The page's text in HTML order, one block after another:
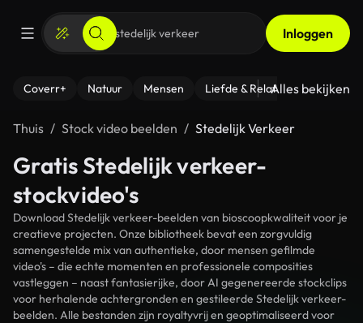
Inloggen
Coverr+ Natuur Mensen Liefde & Relaties - Fitness
Alles bekijken
Thuis Stock video beelden Stedelijk Verkeer
Gratis Stedelijk verkeer-
stockvideo's
Download Stedelijk verkeer-beelden van bioscoopkwaliteit voor je
creatieve projecten. Onze bibliotheek bevat een zorgvuldig
samengestelde mix van authentieke, door mensen gefilmde
video's – die echte momenten en professionele composities
vastleggen – naast fantasierijke, door AI gegenereerde stockclips
voor herhalende achtergronden en gestileerde Stedelijk verkeer-
beelden. Alle bestanden zijn royaltyvrij en geoptimaliseerd voor